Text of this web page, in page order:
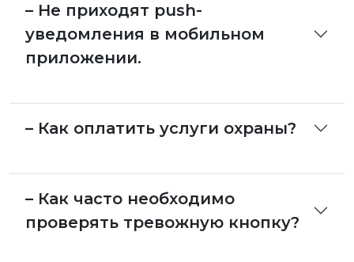
– Не приходят push-
уведомления в мобильном
приложении.
– Как оплатить услуги охраны?
– Как часто необходимо
проверять тревожную кнопку?